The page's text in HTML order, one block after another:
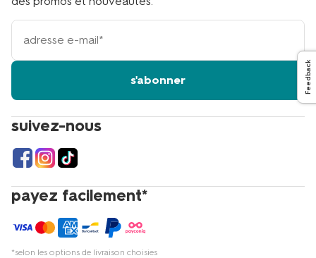
suivez-nous
payez facilement*
*selon les options de livraison choisies
votre
adresse
s'abonner Feedback